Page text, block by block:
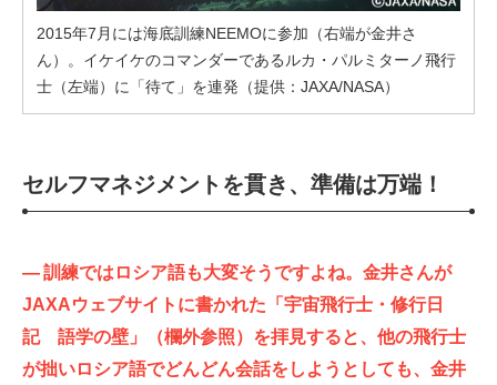
2015年7月には海底訓練NEEMOに参加（右端が金井さ
ん）。イケイケのコマンダーであるルカ・パルミターノ飛行
士（左端）に「待て」を連発（提供：JAXA/NASA）
セルフマネジメントを貫き、準備は万端！
—訓練ではロシア語も大変そうですよね。金井さんが
JAXAウェブサイトに書かれた「宇宙飛行士・修行日
記 語学の壁」（欄外参照）を拝見すると、他の飛行士
が拙いロシア語でどんどん会話をしようとしても、金井